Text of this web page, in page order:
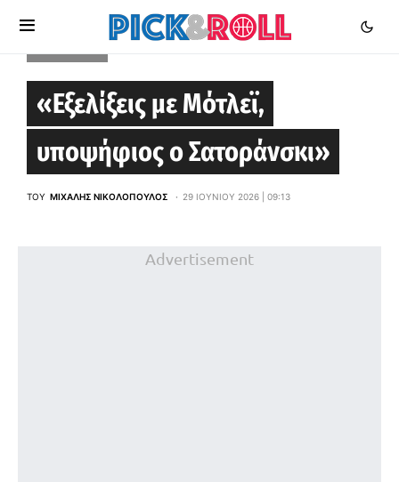
«Εξελίξεις με Μότλεϊ,
υποψήφιος ο Σατοράνσκι»
ΤΟΥ ΜΙΧΆΛΗΣ ΝΙΚΟΛΌΠΟΥΛΟΣ 29 ΙΟΥΝΊΟΥ 2026 | 09:13
Advertisement